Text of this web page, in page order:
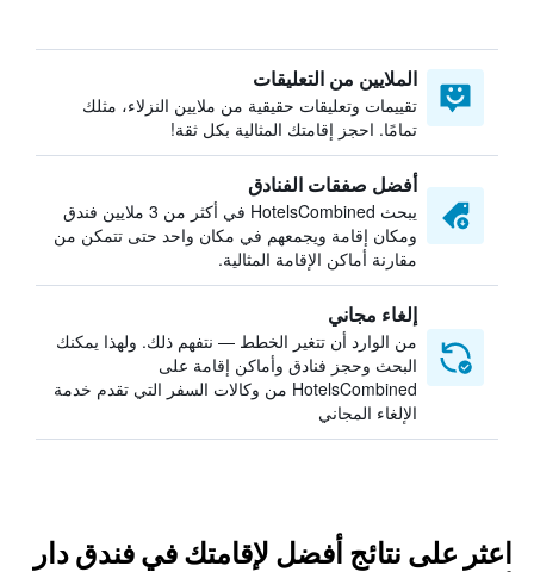
الملايين من التعليقات
تقييمات وتعليقات حقيقية من ملايين النزلاء، مثلك
تمامًا. احجز إقامتك المثالية بكل ثقة!
أفضل صفقات الفنادق
يبحث HotelsCombined في أكثر من 3 ملايين فندق
ومكان إقامة ويجمعهم في مكان واحد حتى تتمكن من
مقارنة أماكن الإقامة المثالية.
إلغاء مجاني
من الوارد أن تتغير الخطط — نتفهم ذلك. ولهذا يمكنك
البحث وحجز فنادق وأماكن إقامة على
HotelsCombined من وكالات السفر التي تقدم خدمة
الإلغاء المجاني
اعثر على نتائج أفضل لإقامتك في فندق دار